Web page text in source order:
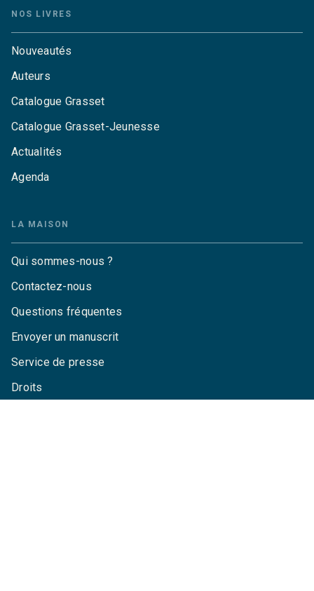
NOS LIVRES
Nouveautés
Auteurs
Catalogue Grasset
Catalogue Grasset-Jeunesse
Actualités
Agenda
LA MAISON
Qui sommes-nous ?
Contactez-nous
Questions fréquentes
Envoyer un manuscrit
Service de presse
Droits